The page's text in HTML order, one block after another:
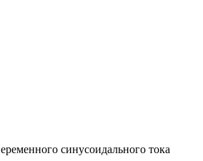
синусоидального тока